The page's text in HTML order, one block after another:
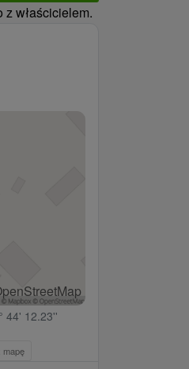
właścicielem.
44' 12.23''
mapę